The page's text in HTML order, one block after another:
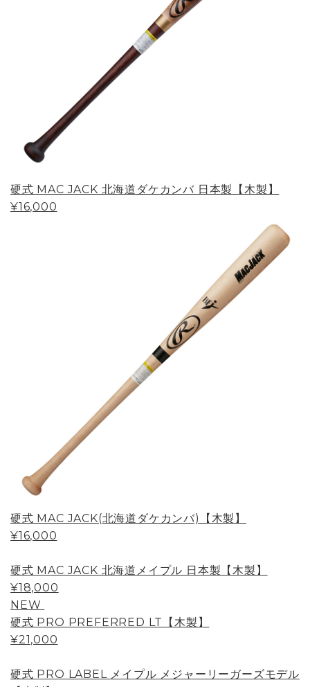
硬式 MAC JACK 北海道ダケカンバ 日本製【木製】
¥16,000
硬式 MAC JACK(北海道ダケカンバ)【木製】
¥16,000
硬式 MAC JACK 北海道メイプル 日本製【木製】
¥18,000
NEW
硬式 PRO PREFERRED LT【木製】
¥21,000
硬式 PRO LABEL メイプル メジャーリーガーズモデル